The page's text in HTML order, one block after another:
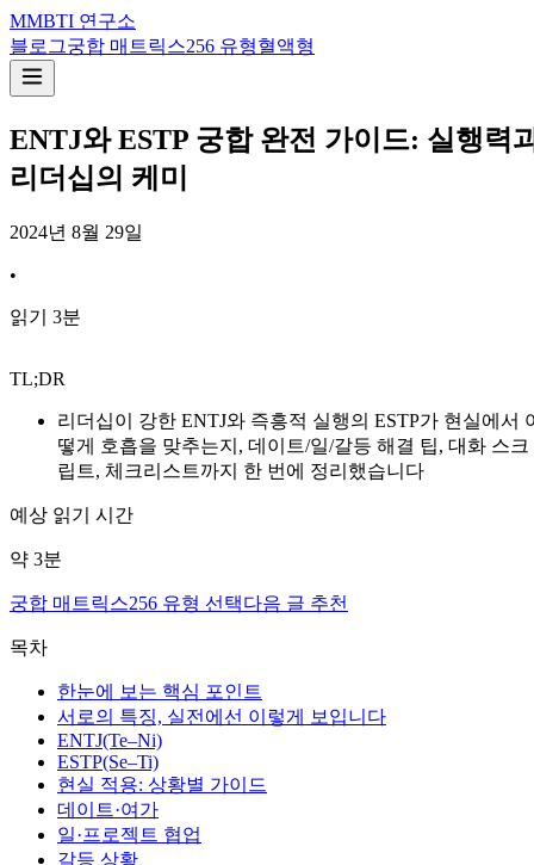
MMBTI 연구소
블로그궁합 매트릭스256 유형혈액형
ENTJ와 ESTP 궁합 완전 가이드: 실행력
리더십의 케미
2024년 8월 29일
•
읽기 3분
TL;DR
리더십이 강한 ENTJ와 즉흥적 실행의 ESTP가 현실에서
떻게 호흡을 맞추는지, 데이트/일/갈등 해결 팁, 대화 스크
립트, 체크리스트까지 한 번에 정리했습니다
예상 읽기 시간
약 3분
궁합 매트릭스256 유형 선택다음 글 추천
목차
한눈에 보는 핵심 포인트
서로의 특징, 실전에선 이렇게 보입니다
ENTJ(Te–Ni)
ESTP(Se–Ti)
현실 적용: 상황별 가이드
데이트·여가
일·프로젝트 협업
갈등 상황